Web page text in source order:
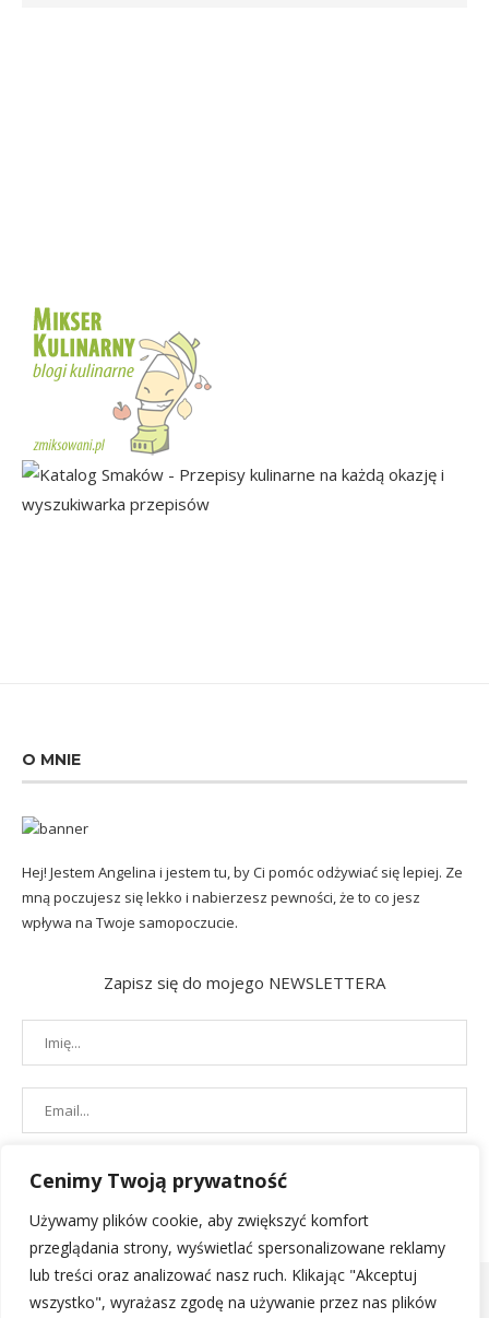
Cenimy Twoją prywatność
Używamy plików cookie, aby zwiększyć komfort
przeglądania strony, wyświetlać spersonalizowane reklamy
lub treści oraz analizować nasz ruch. Klikając "Akceptuj
wszystko", wyrażasz zgodę na używanie przez nas plików
O MNIE
Hej! Jestem Angelina i jestem tu, by Ci pomóc odżywiać się lepiej. Ze
mną poczujesz się lekko i nabierzesz pewności, że to co jesz
wpływa na Twoje samopoczucie.
Zapisz się do mojego NEWSLETTERA